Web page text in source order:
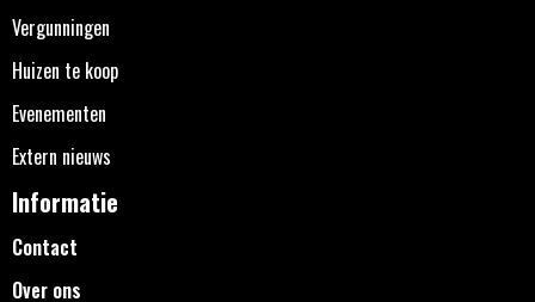
Vergunningen
Huizen te koop
Evenementen
Extern nieuws
Informatie
Contact
Over ons